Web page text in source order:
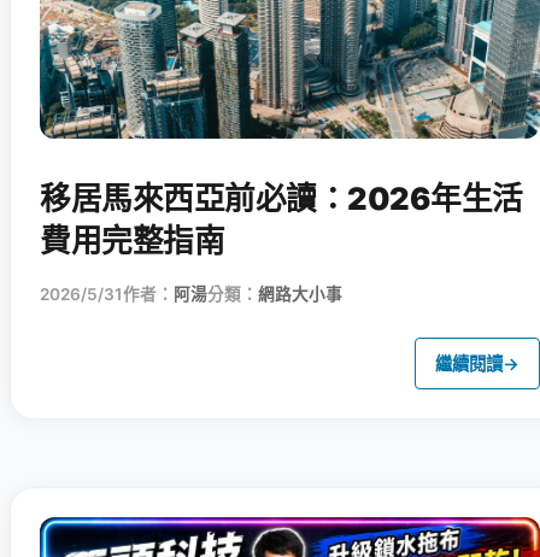
移居馬來西亞前必讀：2026年生活
費用完整指南
2026/5/31作者： 阿湯分類： 網路大小事
繼續閱讀→